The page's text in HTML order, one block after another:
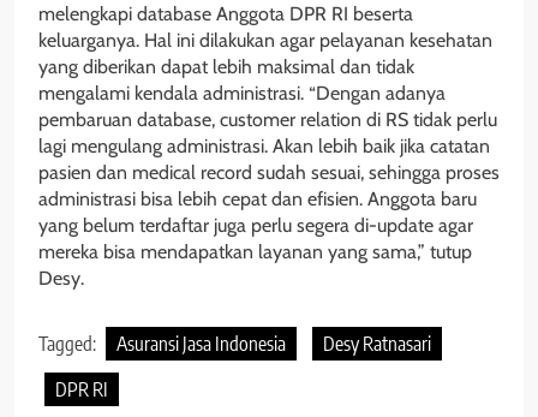
melengkapi database Anggota DPR RI beserta
keluarganya. Hal ini dilakukan agar pelayanan kesehatan
yang diberikan dapat lebih maksimal dan tidak
mengalami kendala administrasi. “Dengan adanya
pembaruan database, customer relation di RS tidak perlu
lagi mengulang administrasi. Akan lebih baik jika catatan
pasien dan medical record sudah sesuai, sehingga proses
administrasi bisa lebih cepat dan efisien. Anggota baru
yang belum terdaftar juga perlu segera di-update agar
mereka bisa mendapatkan layanan yang sama,” tutup
Desy.
Tagged: Asuransi Jasa Indonesia
Desy Ratnasari
DPR RI